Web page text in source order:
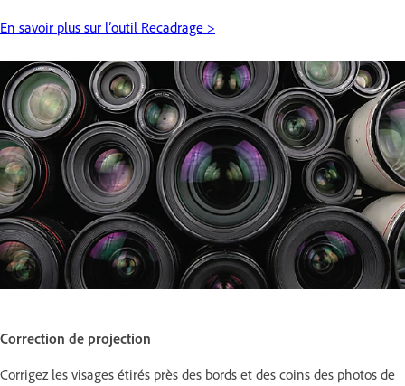
En savoir plus sur l’outil Recadrage >
Correction de projection
Corrigez les visages étirés près des bords et des coins des photos de